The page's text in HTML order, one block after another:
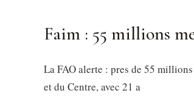
Faim : 55 millions
La FAO alerte : pres de 55
et du Centre, avec 21 a